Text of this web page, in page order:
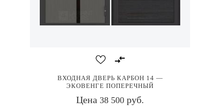
ВХОДНАЯ ДВЕРЬ КАРБОН 14 —
ЭКОВЕНГЕ ПОПЕРЕЧНЫЙ
Цена 38 500 руб.